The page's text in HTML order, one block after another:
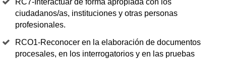
RC7-Interactuar de forma apropiada con los
ciudadanos/as, instituciones y otras personas
profesionales.
RCO1-Reconocer en la elaboración de documentos
procesales, en los interrogatorios y en las pruebas